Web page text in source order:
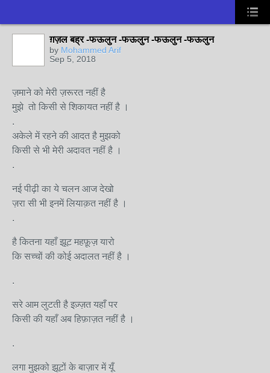
ग़ज़ल बह्र -फऊलुन -फऊलुन -फऊलुन -फऊलुन
by Mohammed Arif
Sep 5, 2018
ज़माने को मेरी ज़रूरत नहीं है
मुझे तो किसी से शिकायत नहीं है ।
.
अकेले में रहने की आदत है मुझको
किसी से भी मेरी अदावत नहीं है ।
.
नई पीढ़ी का ये चलन आज देखो
ज़रा सी भी इनमें लियाक़त नहीं है ।
.
है कितना यहाँ झूट महफ़ूज़ यारो
कि सच्चों की कोई अदालत नहीं है ।
.
सरे आम लुटती है इज़्ज़त यहाँ पर
किसी की यहाँ अब हिफ़ाज़त नहीं है ।
.
लगा मुझको झूटों के बाज़ार में यूँ